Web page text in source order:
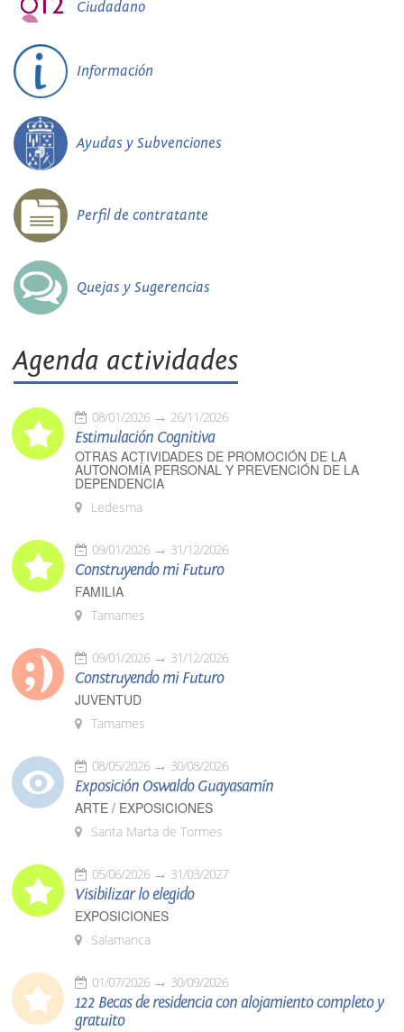
Ciudadano
Información
Ayudas y Subvenciones
Perfil de contratante
Quejas y Sugerencias
Agenda actividades
08/01/2026 26/11/2026
Estimulación Cognitiva
OTRAS ACTIVIDADES DE PROMOCIÓN DE LA
AUTONOMÍA PERSONAL Y PREVENCIÓN DE LA
DEPENDENCIA
Ledesma
09/01/2026 31/12/2026
Construyendo mi Futuro
FAMILIA
Tamames
09/01/2026 31/12/2026
Construyendo mi Futuro
JUVENTUD
Tamames
08/05/2026 30/08/2026
Exposición Oswaldo Guayasamín
ARTE / EXPOSICIONES
Santa Marta de Tormes
05/06/2026 31/03/2027
Visibilizar lo elegido
EXPOSICIONES
Salamanca
01/07/2026 30/09/2026
122 Becas de residencia con alojamiento completo y
gratuito